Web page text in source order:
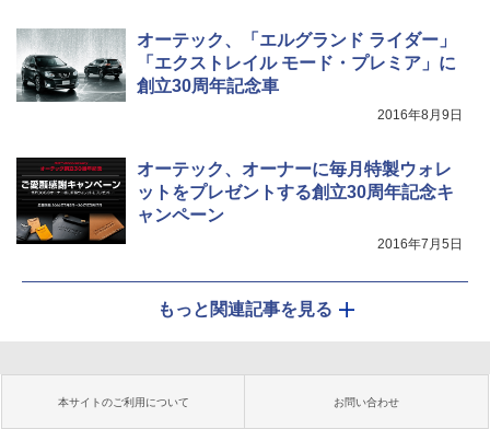
オーテック、「エルグランド ライダー」
「エクストレイル モード・プレミア」に
創立30周年記念車
2016年8月9日
オーテック、オーナーに毎月特製ウォレ
ットをプレゼントする創立30周年記念キ
ャンペーン
2016年7月5日
もっと関連記事を見る
本サイトのご利用について お問い合わせ